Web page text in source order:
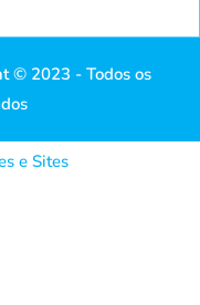
© 2023 - Todos os
e Sites